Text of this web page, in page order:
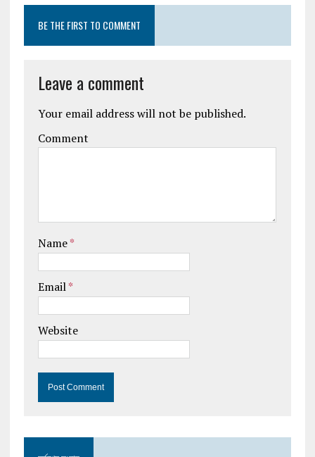
BE THE FIRST TO COMMENT
Leave a comment
Your email address will not be published.
Comment
Name*
Email*
Website